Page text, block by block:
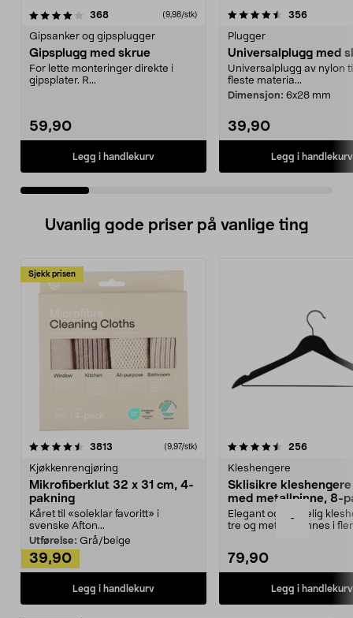
-
368anmeldelser(9,98/stk)
Gipsanker og gipsplugger
Gipsplugg med skrue
For lette monteringer direkte i
gipsplater. R...
59,90
Legg i handlekurv
4.5 av 5 stjerner 356
Plugger
Universalplugg med
Universalplugg av nylon
fleste materia...
Dimensjon: 6x28 mm
39,90
Legg i handlekurv
4.5 av 5 stjerner
Uvanlig gode priser på vanlige ting
Sjekk prisen
3813 anmeldelser(9,97/stk)
Kjøkkenrengjøring
Mikrofiberklut 32 x 31 cm, 4-
pakning
Kåret til «soleklar favoritt» i
svenske Afton...
Utførelse: Grå/beige
39,90
Legg i handlekurv
4.5av 5 stjerner 256
Kleshengere
Sklisikre
med metallpinne, 8-
Elegant og skikkelig
tre og metall – finnes i
79,90
Legg i handlekurv
4.5av 5 stjerner